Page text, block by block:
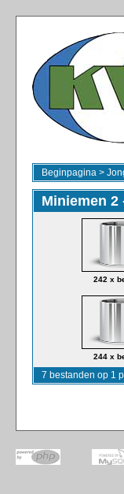
Beginpagina >
Miniemen 2
242 x
244 x
7 bestanden op 1